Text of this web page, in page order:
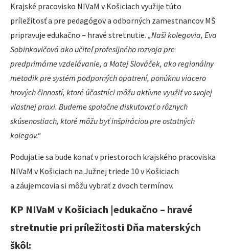
Krajské pracovisko NIVaM v Košiciach využije túto
príležitosť a pre pedagógov a odborných zamestnancov MŠ
pripravuje edukačno – hravé stretnutie. „Naši kolegovia, Eva
Sobinkovičová ako učiteľ profesijného rozvoja pre
predprimárne vzdelávanie, a Matej Slováček, ako regionálny
metodik pre systém podporných opatrení, ponúknu viacero
hrových činností, ktoré účastníci môžu aktívne využiť vo svojej
vlastnej praxi. Budeme spoločne diskutovať o rôznych
skúsenostiach, ktoré môžu byť inšpiráciou pre ostatných
kolegov.“
Podujatie sa bude konať v priestoroch krajského pracoviska
NIVaM v Košiciach na Južnej triede 10 v Košiciach
a záujemcovia si môžu vybrať z dvoch termínov.
KP NIVaM v Košiciach |edukačno – hravé
stretnutie pri príležitosti Dňa materských
škôl: